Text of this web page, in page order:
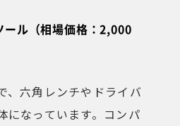
ール（相場価格：2,000
、六角レンチやドライバ
になっています。コンパ